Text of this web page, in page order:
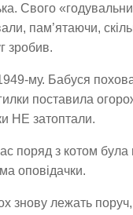
Свого
пам’ятаючи,
зробив.
му. Бабуся
поставила
НЕ затоптали.
поряд з котом була
оповідачки.
знову лежать поруч,